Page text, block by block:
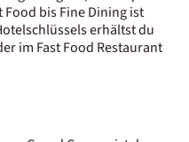
Food bis Fine Dining ist
erhältst du
im Fast Food Restaurant